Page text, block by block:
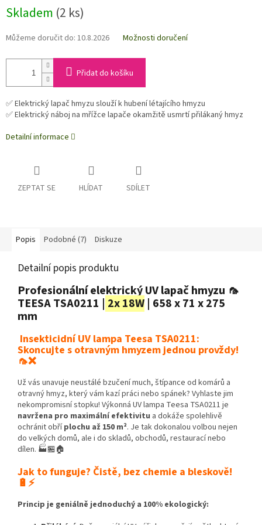
Skladem (2 ks)
Můžeme doručit do: 10.8.2026 Možnosti doručení
Přidat do košíku
✅ Elektrický lapač hmyzu slouží k hubení létajícího hmyzu
✅ Elektrický náboj na mřížce lapače okamžitě usmrtí přilákaný hmyz
Detailní informace
ZEPTAT SE HLÍDAT SDÍLET
Popis Podobné (7) Diskuze
Detailní popis produktu
Profesionální elektrický UV lapač hmyzu 🦟
TEESA TSA0211 | 2x 18W | 658 x 71 x 275
mm
Insekticidní UV lampa Teesa TSA0211:
Skoncujte s otravným hmyzem jednou provždy!
🦟❌
Už vás unavuje neustálé bzučení much, štípance od komárů a
otravný hmyz, který vám kazí práci nebo spánek? Vyhlaste jim
nekompromisní stopku! Výkonná UV lampa Teesa TSA0211 je
navržena pro maximální efektivitu a dokáže spolehlivě
ochránit obříplochu až 150 m². Je tak dokonalou volbou nejen
do velkých domů, ale i do skladů, obchodů, restaurací nebo
dílen. 🏭🏪🏠
Jak to funguje? Čistě, bez chemie a bleskově!
🔋⚡
Princip je geniálně jednoduchý a 100% ekologický: